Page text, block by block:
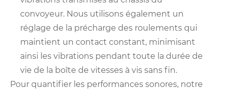
convoyeur. Nous utilisons également un
réglage de la précharge des roulements qui
maintient un contact constant, minimisant
ainsi les vibrations pendant toute la durée de
vie de la boîte de vitesses à vis sans fin.
Pour quantifier les performances sonores, notre